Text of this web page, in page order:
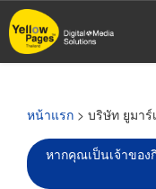
ข้าม
ไป
หน้าแรก > บริษัท ยูมาร์
หากคุณเป็นเจ้าของ